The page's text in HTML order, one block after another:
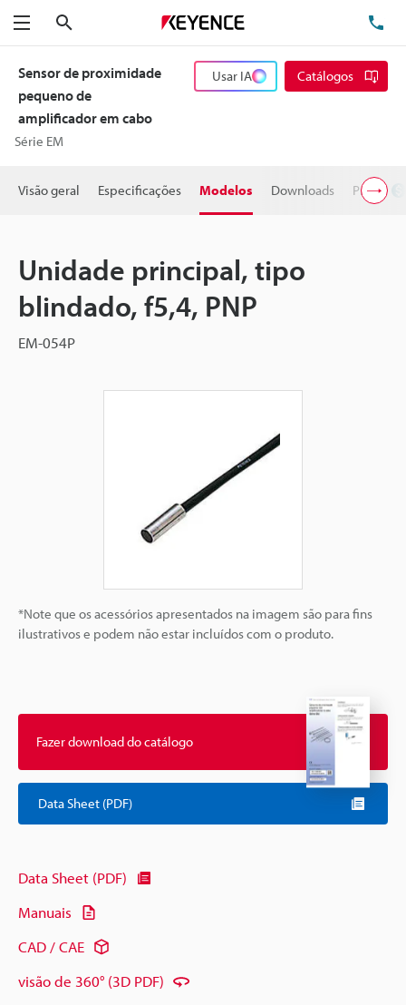
Menu
Sensor de proximidade
pequeno de
amplificador em cabo
Série EM
Usar IA Catálogos
Visão geral Especificações Modelos Downloads Preço
Unidade principal, tipo
blindado, f5,4, PNP
EM-054P
*Note que os acessórios apresentados na imagem são para fins
ilustrativos e podem não estar incluídos com o produto.
Fazer download do catálogo
Data Sheet (PDF)
Data Sheet (PDF)
Manuais
CAD / CAE
visão de 360° (3D PDF)